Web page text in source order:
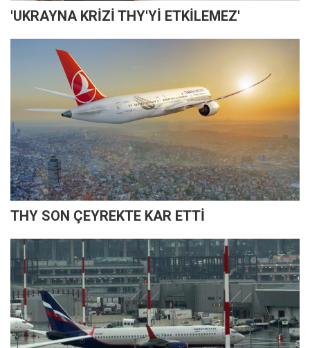
'UKRAYNA KRİZİ THY'Yİ ETKİLEMEZ'
THY SON ÇEYREKTE KAR ETTİ